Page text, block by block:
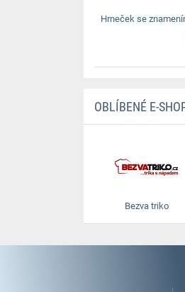
Hrneček se
OBLÍBENÉ E-
Bezva triko